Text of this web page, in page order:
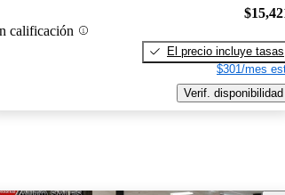
calificación
El precio incluye tasas
$301/mes
Verif. disponibilidad